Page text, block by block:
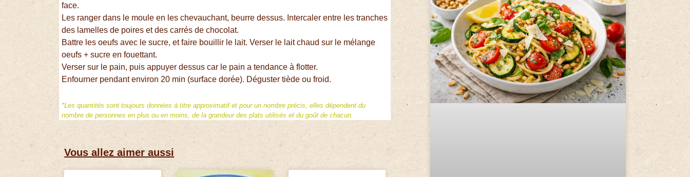
face.
Les ranger dans le moule en les chevauchant, beurre dessus. Intercaler entre les tranches
des lamelles de poires et des carrés de chocolat.
Battre les oeufs avec le sucre, et faire bouillir le lait. Verser le lait chaud sur le mélange
oeufs + sucre en fouettant.
Verser sur le pain, puis appuyer dessus car le pain a tendance à flotter.
Enfourner pendant environ 20 min (surface dorée). Déguster tiède ou froid.
*Les quantités sont toujours données à titre approximatif et pour un nombre précis, elles dépendent du
nombre de personnes en plus ou en moins, de la grandeur des plats utilisés et du goût de chacun.
Vous allez aimer aussi